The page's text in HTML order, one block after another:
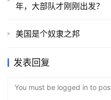
年，大部队才刚刚出发？
美国是个奴隶之邦
发表回复
You must be logged in to